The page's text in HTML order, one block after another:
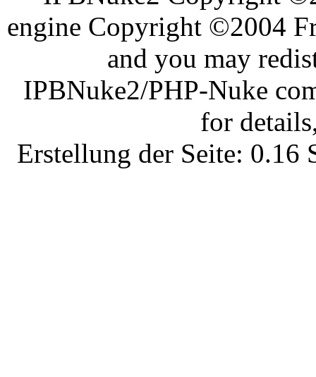
engine Copyright ©2004
and you may
IPBNuke2/PHP-Nuke
for
Erstellung der Seite: 0.16